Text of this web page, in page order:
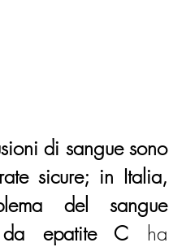
di sangue sono
sicure; in Italia,
del sangue
epatite C ha